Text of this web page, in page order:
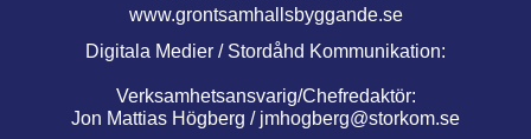
www.grontsamhallsbyggande.se
Digitala Medier / Stordåhd Kommunikation:
Verksamhetsansvarig/Chefredaktör:
Jon Mattias Högberg / jmhogberg@storkom.se